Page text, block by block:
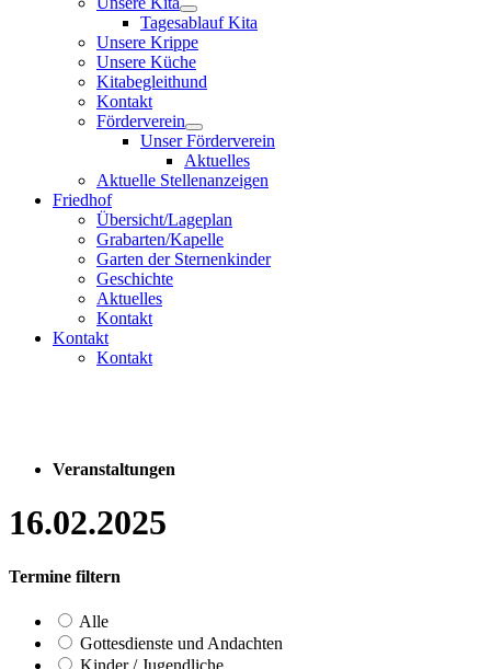
Tagesablauf Kita
Unsere Krippe
Unsere Küche
Kitabegleithund
Kontakt
Förderverein
Unser Förderverein
Aktuelles
Aktuelle Stellenanzeigen
Friedhof
Übersicht/Lageplan
Grabarten/Kapelle
Garten der Sternenkinder
Geschichte
Aktuelles
Kontakt
Kontakt
Kontakt
Veranstaltungen
16.02.2025
Termine filtern
Alle
Gottesdienste und Andachten